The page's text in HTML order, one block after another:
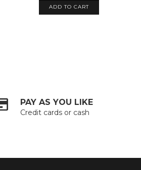
PAY AS YOU LIKE
Credit cards or cash